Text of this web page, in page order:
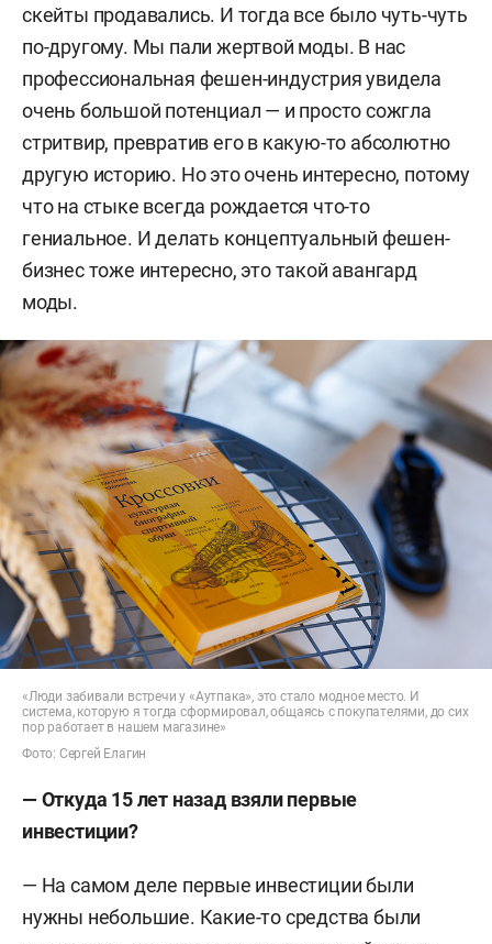
скейты продавались. И тогда все было чуть-чуть
по-другому. Мы пали жертвой моды. В нас
профессиональная фешен-индустрия увидела
очень большой потенциал — и просто сожгла
стритвир, превратив его в какую-то абсолютно
другую историю. Но это очень интересно, потому
что на стыке всегда рождается что-то
гениальное. И делать концептуальный фешен-
бизнес тоже интересно, это такой авангард
моды.
«Люди забивали встречи у «Аутпака», это стало модное место. И
система, которую я тогда сформировал, общаясь с покупателями, до сих
пор работает в нашем магазине»
Фото: Сергей Елагин
— Откуда 15 лет назад взяли первые
инвестиции?
— На самом деле первые инвестиции были
нужны небольшие. Какие-то средства были